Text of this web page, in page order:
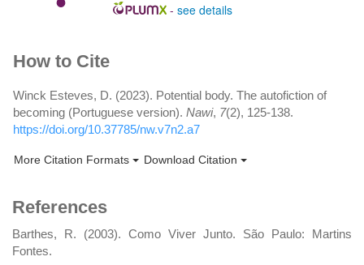
- see details
Article
Details
How to Cite
Winck Esteves, D. (2023). Potential body. The autofiction of
becoming (Portuguese version). Nawi, 7(2), 125-138.
https://doi.org/10.37785/nw.v7n2.a7
More Citation Formats Download Citation
References
Barthes, R. (2003). Como Viver Junto. São Paulo: Martins
Fontes.